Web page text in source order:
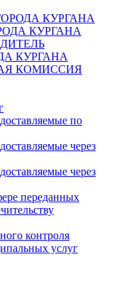
КУРГАНА
КУРГАНА
КУРГАНА
КОМИССИЯ
по
через
через
переданных
контроля
услуг